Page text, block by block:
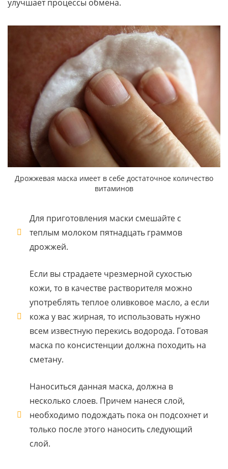
улучшает процессы обмена.
Дрожжевая маска имеет в себе достаточное количество
витаминов
Для приготовления маски смешайте с
теплым молоком пятнадцать граммов
дрожжей.
Если вы страдаете чрезмерной сухостью
кожи, то в качестве растворителя можно
употреблять теплое оливковое масло, а если
кожа у вас жирная, то использовать нужно
всем известную перекись водорода. Готовая
маска по консистенции должна походить на
сметану.
Наноситься данная маска, должна в
несколько слоев. Причем нанеся слой,
необходимо подождать пока он подсохнет и
только после этого наносить следующий
слой.